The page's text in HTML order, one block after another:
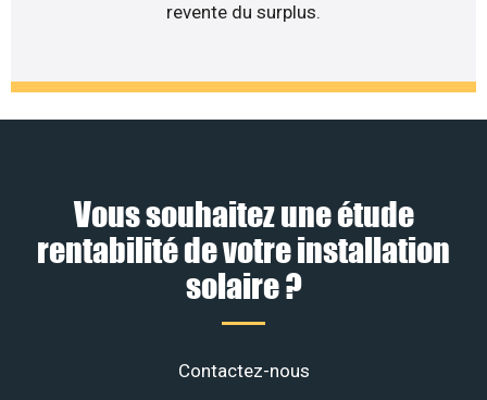
revente du surplus.
Vous souhaitez une étude
rentabilité de votre installation
solaire ?
Contactez-nous